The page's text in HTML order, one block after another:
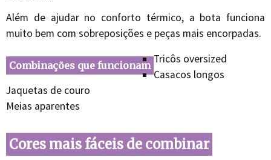
Além de ajudar no conforto térmico, a bota funciona
muito bem com sobreposições e peças mais encorpadas.
Combinações que funcionam Tricôs oversized
Casacos longos
Jaquetas de couro
Meias aparentes
Cores mais fáceis de combinar